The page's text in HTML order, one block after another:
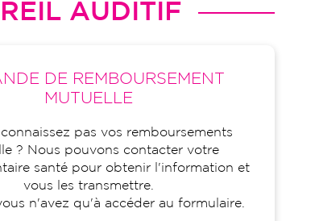
AUDITIF
DE REMBOURSEMENT
MUTUELLE
pas vos remboursements
? Nous pouvons contacter votre
santé pour obtenir l'information et
vous les transmettre.
n'avez qu'à accéder au formulaire.